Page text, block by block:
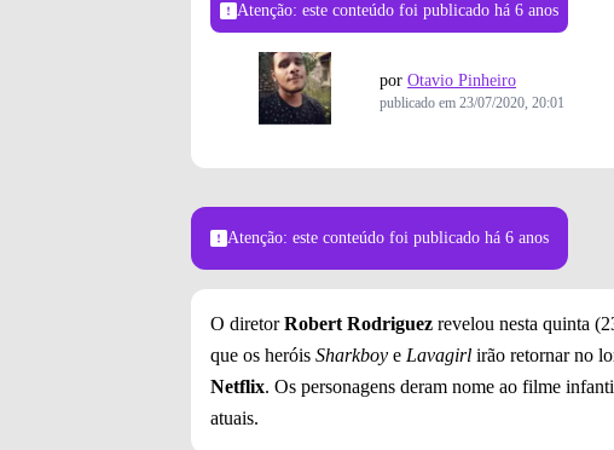
Atenção: este conteúdo foi publicado há 6 anos
por Otavio Pinheiro
publicado em 23/07/2020, 20:01
Atenção: este conteúdo foi publicado há 6 anos
O diretorRobert Rodriguez revelou nesta quinta
que os heróis Sharkboy e Lavagirl irão retornar no
Netflix. Os personagens deram nome ao filme
atuais.